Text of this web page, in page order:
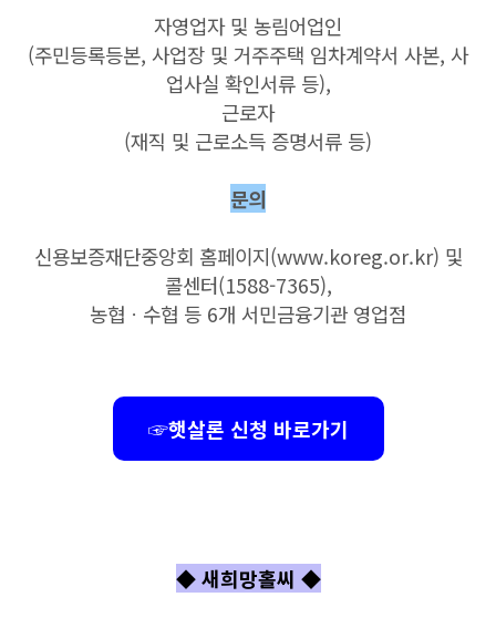
자영업자 및 농림어업인
(주민등록등본, 사업장 및 거주주택 임차계약서 사본, 사
업사실 확인서류 등),
근로자
(재직 및 근로소득 증명서류 등)
문의
신용보증재단중앙회 홈페이지(www.koreg.or.kr) 및
콜센터(1588-7365),
농협ㆍ수협 등 6개 서민금융기관 영업점
☞햇살론 신청 바로가기
◆ 새희망홀씨 ◆